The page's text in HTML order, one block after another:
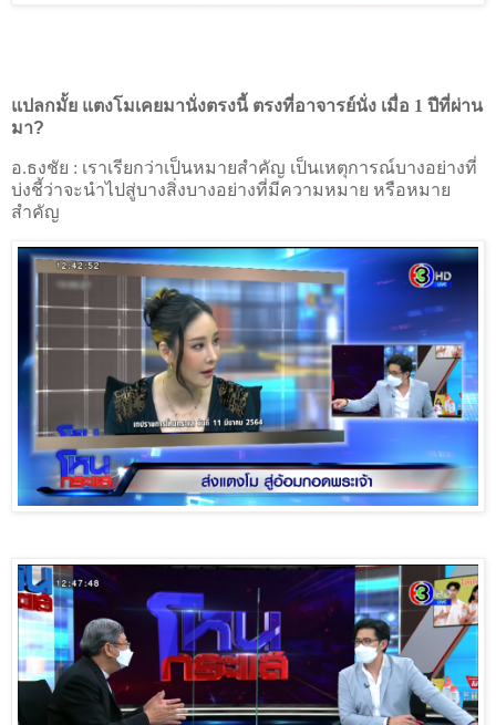
แปลกมั้ย แตงโมเคยมานั่งตรงนี้ ตรงที่อาจารย์นั่ง เมื่อ 1 ปีที่ผ่าน
มา?
อ.ธงชัย : เราเรียกว่าเป็นหมายสำคัญ เป็นเหตุการณ์บางอย่างที่
บ่งชี้ว่าจะนำไปสู่บางสิ่งบางอย่างที่มีความหมาย หรือหมาย
สำคัญ